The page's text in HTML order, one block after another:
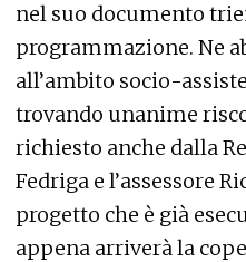
nel suo documento
programmazione. Ne
all’ambito socio-
trovando unanime
richiesto anche dalla
Fedriga e l’assessore
progetto che è già
appena arriverà la